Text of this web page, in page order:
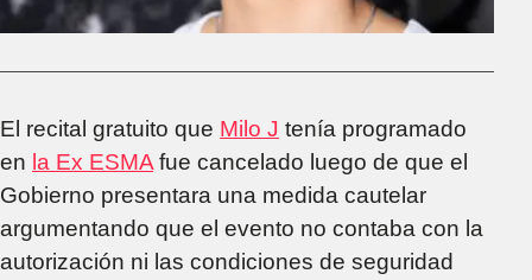
El recital gratuito que Milo J tenía programado
en la Ex ESMA fue cancelado luego de que el
Gobierno presentara una medida cautelar
argumentando que el evento no contaba con la
autorización ni las condiciones de seguridad